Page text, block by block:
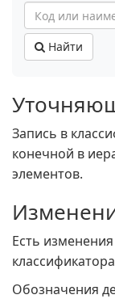
Найти
Запись в
конечной в
элементов.
Есть
Обозначения